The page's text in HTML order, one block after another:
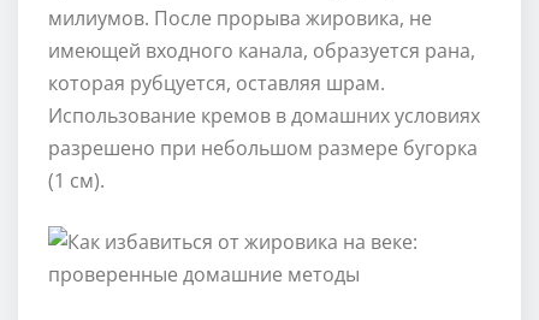
милиумов. После прорыва жировика, не
имеющей входного канала, образуется рана,
которая рубцуется, оставляя шрам.
Использование кремов в домашних условиях
разрешено при небольшом размере бугорка
(1 см).